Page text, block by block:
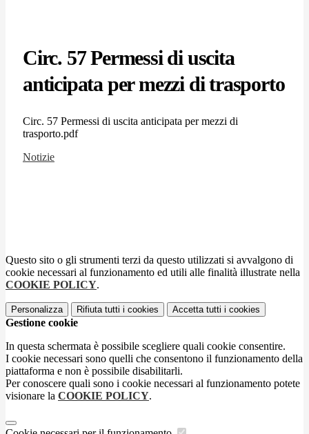
Circ. 57 Permessi di uscita
anticipata per mezzi di trasporto
Circ. 57 Permessi di uscita anticipata per mezzi di
trasporto.pdf
Notizie
Questo sito o gli strumenti terzi da questo utilizzati si avvalgono di
cookie necessari al funzionamento ed utili alle finalità illustrate nella
COOKIE POLICY.
Personalizza Rifiuta tutti i cookies Accetta tutti i cookies
Gestione cookie
In questa schermata è possibile scegliere quali cookie consentire.
I cookie necessari sono quelli che consentono il funzionamento della
piattaforma e non è possibile disabilitarli.
Per conoscere quali sono i cookie necessari al funzionamento potete
visionare la COOKIE POLICY.